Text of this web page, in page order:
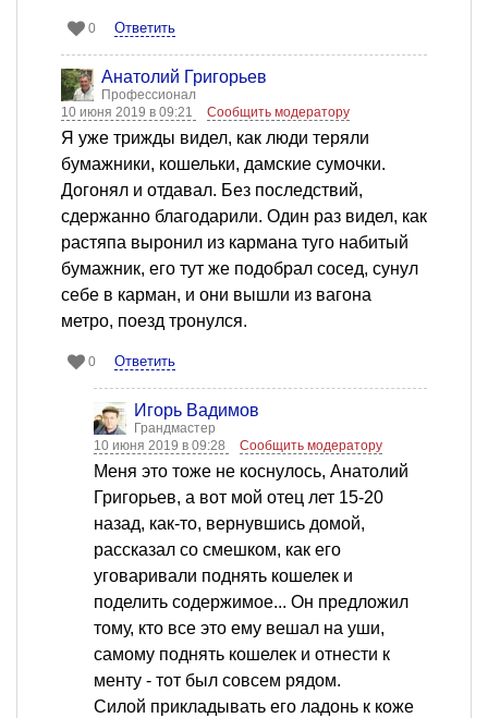
0 Ответить
Анатолий Григорьев
Профессионал
10 июня 2019 в 09:21
Сообщить модератору
Я уже трижды видел, как люди теряли
бумажники, кошельки, дамские сумочки.
Догонял и отдавал. Без последствий,
сдержанно благодарили. Один раз видел, как
растяпа выронил из кармана туго набитый
бумажник, его тут же подобрал сосед, сунул
себе в карман, и они вышли из вагона
метро, поезд тронулся.
0 Ответить
Игорь Вадимов
Грандмастер
10 июня 2019 в 09:28
Сообщить модератору
Меня это тоже не коснулось, Анатолий
Григорьев, а вот мой отец лет 15-20
назад, как-то, вернувшись домой,
рассказал со смешком, как его
уговаривали поднять кошелек и
поделить содержимое... Он предложил
тому, кто все это ему вешал на уши,
самому поднять кошелек и отнести к
менту - тот был совсем рядом.
Силой прикладывать его ладонь к коже